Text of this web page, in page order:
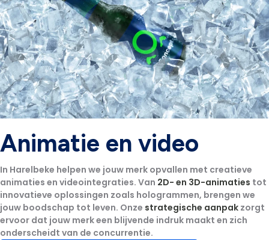
Animatie en video
In Harelbeke helpen we jouw merk opvallen met creatieve
animaties en videointegraties. Van 2D- en 3D-animaties tot
innovatieve oplossingen zoals hologrammen, brengen we
jouw boodschap tot leven. Onze strategische aanpak zorgt
ervoor dat jouw merk een blijvende indruk maakt en zich
onderscheidt van de concurrentie.